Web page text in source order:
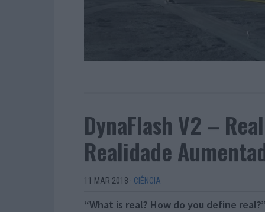
DynaFlash V2 –
Realidade
11 MAR 2018 · CIÊNCIA
“What is real? How do you define